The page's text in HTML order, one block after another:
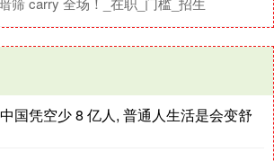
国凭空少 8 亿人, 普通人生活是会变舒